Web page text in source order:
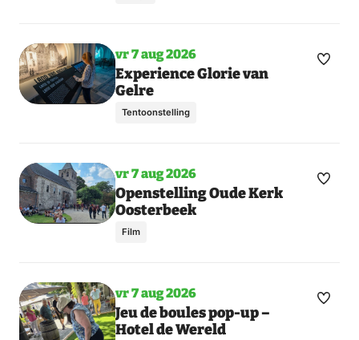
vr 7 aug 2026
Experience Glorie van
Gelre
Tentoonstelling
Maak
Toon
meer
dagen
vr 7 aug 2026
Openstelling Oude Kerk
Oosterbeek
Film
Maak
vr 7 aug 2026
Jeu de boules pop-up –
Hotel de Wereld
Maak